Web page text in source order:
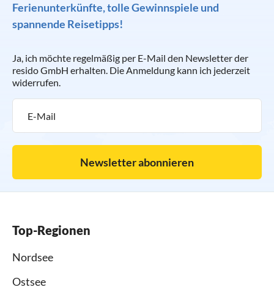
Ferienunterkünfte, tolle Gewinnspiele und
spannende Reisetipps!
Ja, ich möchte regelmäßig per E-Mail den Newsletter der
resido GmbH erhalten. Die Anmeldung kann ich jederzeit
widerrufen.
Newsletter abonnieren
Top-Regionen
Nordsee
Ostsee